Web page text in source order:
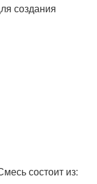
создания
состоит из: